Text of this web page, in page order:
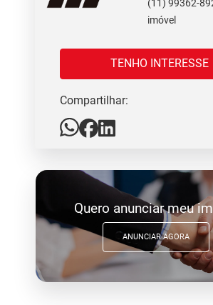
(11) 99362-
imóvel
TENHO INTERESSE
Compartilhar:
Quero anunciar meu
ANUNCIAR AGORA